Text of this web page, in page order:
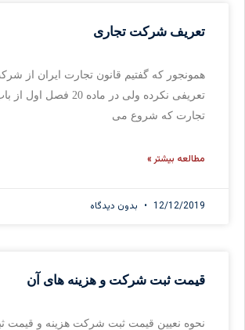
تعریف شرکت تجاری
همونجور که گفتیم قانون تجارت ایران از
تعریفی نکرده ولی در ماده
تجارت که شروع می
مطالعه بیشتر »
12/12/2019 بدون دیدگاه
قیمت ثبت شرکت و هزینه های آن
نحوه نعیین قیمت ثبت شرکت هزینه و